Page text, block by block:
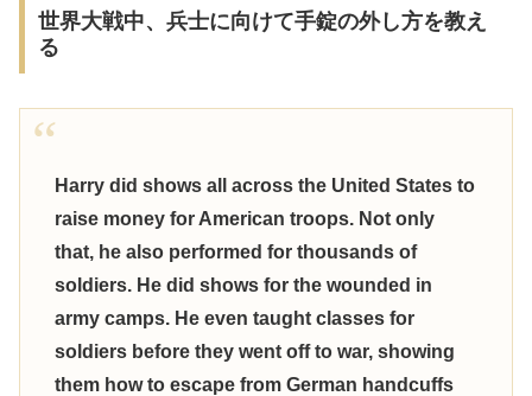
世界大戦中、兵士に向けて手錠の外し方を教え
る
Harry did shows all across the United States to
raise money for American troops. Not only
that, he also performed for thousands of
soldiers. He did shows for the wounded in
army camps. He even taught classes for
soldiers before they went off to war, showing
them how to escape from German handcuffs